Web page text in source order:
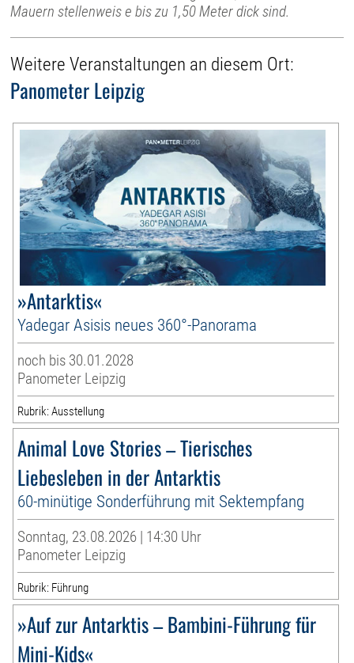
Mauern stellenweis e bis zu 1,50 Meter dick sind.
Weitere Veranstaltungen an diesem Ort:
Panometer Leipzig
»Antarktis«
Yadegar Asisis neues 360°-Panorama
noch bis 30.01.2028
Panometer Leipzig
Rubrik: Ausstellung
Animal Love Stories – Tierisches
Liebesleben in der Antarktis
60-minütige Sonderführung mit Sektempfang
Sonntag, 23.08.2026 | 14:30 Uhr
Panometer Leipzig
Rubrik: Führung
»Auf zur Antarktis – Bambini-Führung für
Mini-Kids«